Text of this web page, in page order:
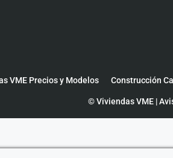
VME Precios y Modelos Construcción
© Viviendas VME |